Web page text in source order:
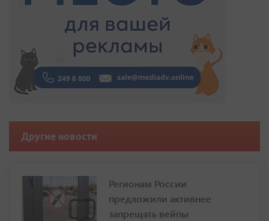
Другие новости
Регионам России
предложили активнее
запрещать вейпы